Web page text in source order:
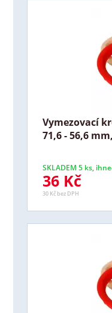
Vymezovací
71,6 - 56,6
SKLADEM 5 ks,
36 Kč
30 Kč bez DPH